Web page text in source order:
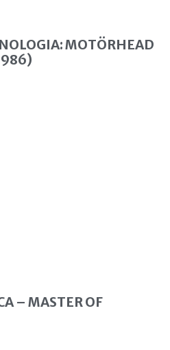
MOTÖRHEAD
– MASTER OF